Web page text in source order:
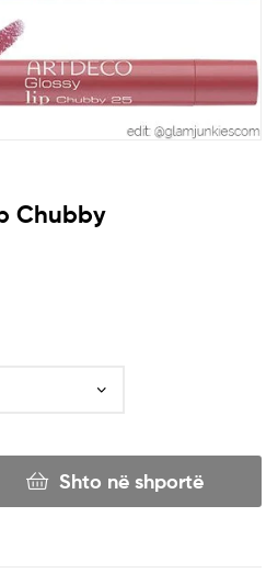
Chubby
Shto në shportë